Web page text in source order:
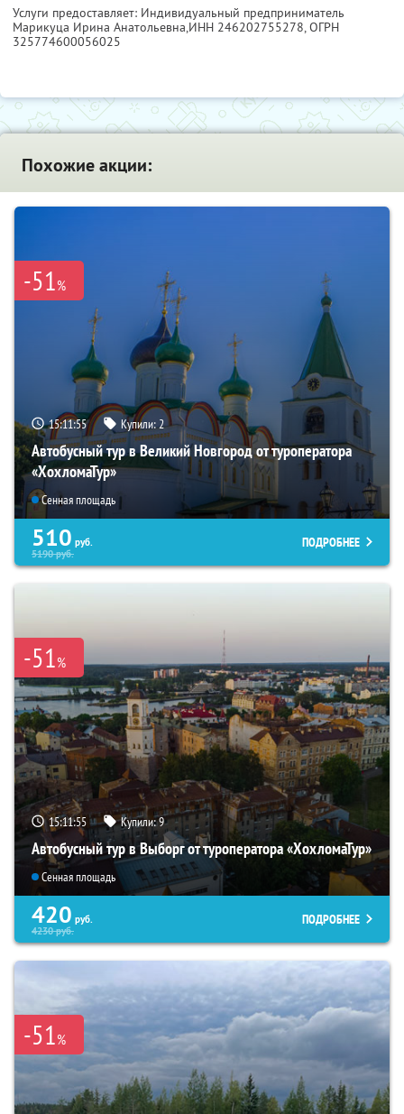
Услуги предоставляет: Индивидуальный предприниматель
Марикуца Ирина Анатольевна,ИНН 246202755278, ОГРН
325774600056025
Похожие акции:
-51%
15:11:54 Купили:2
Автобусный тур в Великий Новгород от туроператора
«ХохломаТур»
Сенная площадь
510 руб.
5190руб.
ПОДРОБНЕЕ
-51%
15:11:54 Купили:9
Автобусный тур в Выборг от туроператора «ХохломаТур»
Сенная площадь
420 руб.
4230руб.
ПОДРОБНЕЕ
-51%